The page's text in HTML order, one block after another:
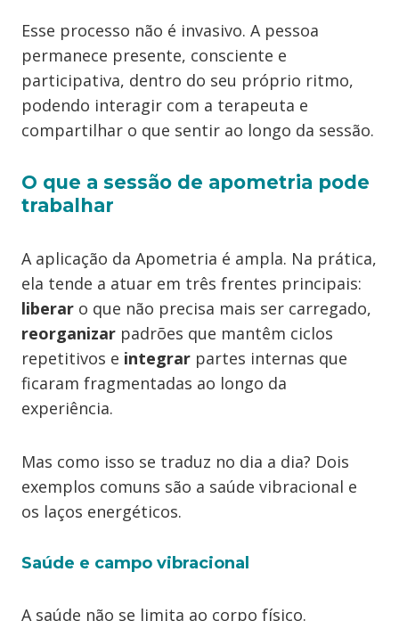
Esse processo não é invasivo. A pessoa
permanece presente, consciente e
participativa, dentro do seu próprio ritmo,
podendo interagir com a terapeuta e
compartilhar o que sentir ao longo da sessão.
O que a sessão de apometria pode
trabalhar
A aplicação da Apometria é ampla. Na prática,
ela tende a atuar em três frentes principais:
liberar o que não precisa mais ser carregado,
reorganizar padrões que mantêm ciclos
repetitivos e integrar partes internas que
ficaram fragmentadas ao longo da
experiência.
Mas como isso se traduz no dia a dia? Dois
exemplos comuns são a saúde vibracional e
os laços energéticos.
Saúde e campo vibracional
A saúde não se limita ao corpo físico.